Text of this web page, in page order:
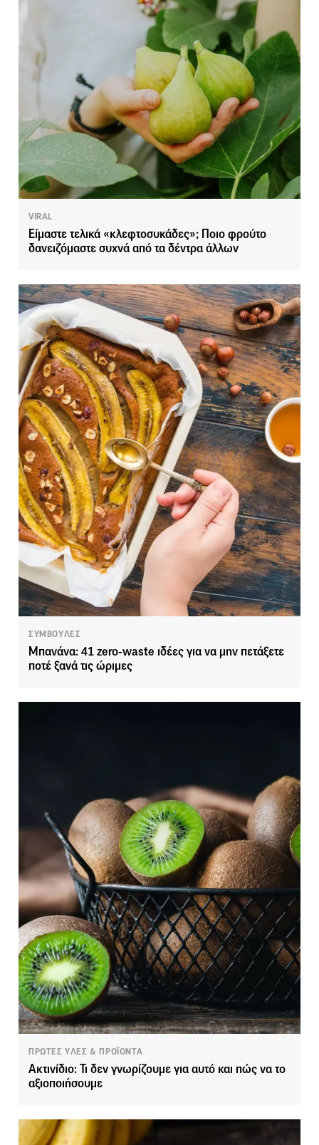
VIRAL
Είμαστε τελικά «κλεφτοσυκάδες»; Ποιο φρούτο
δανειζόμαστε συχνά από τα δέντρα άλλων
ΣΥΜΒΟΥΛΕΣ
Μπανάνα: 41 zero-waste ιδέες για να μην πετάξετε
ποτέ ξανά τις ώριμες
ΠΡΩΤΕΣ ΥΛΕΣ & ΠΡΟΪΟΝΤΑ
Ακτινίδιο: Τι δεν γνωρίζουμε για αυτό και πώς να το
αξιοποιήσουμε